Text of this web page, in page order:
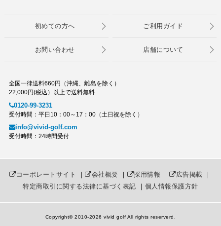
初めての方へ ご利用ガイド
お問い合わせ 店舗について
全国一律送料660円（沖縄、離島を除く）
22,000円(税込）以上で送料無料
0120-99-3231
受付時間：平日10：00～17：00（土日祝を除く）
info@vivid-golf.com
受付時間：24時間受付
コーポレートサイト ｜ 会社概要 ｜ 採用情報 ｜ 広告掲載 ｜
特定商取引に関する法律に基づく表記 ｜ 個人情報保護方針
Copyright© 2010-2026 vivid golf All rights reserverd.